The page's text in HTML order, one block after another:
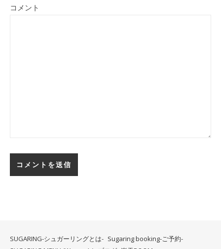
コメント
SUGARING-シュガーリングとは- Sugaring booking-ご予約-